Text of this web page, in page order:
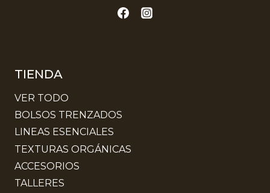
TIENDA
VER TODO
BOLSOS TRENZADOS
LINEAS ESENCIALES
TEXTURAS ORGÁNICAS
ACCESORIOS
TALLERES